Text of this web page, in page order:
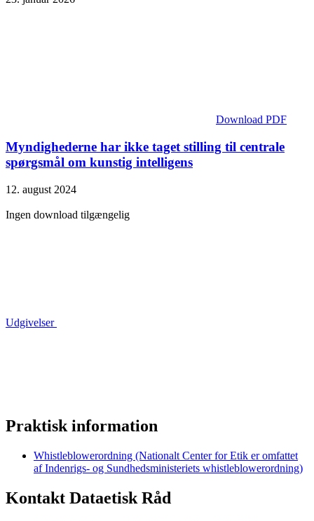
Download PDF
Myndighederne har ikke taget stilling til centrale
spørgsmål om kunstig intelligens
12. august 2024
Ingen download tilgængelig
Udgivelser
Praktisk information
Whistleblowerordning (Nationalt Center for Etik er omfattet
af Indenrigs- og Sundhedsministeriets whistleblowerordning)
Kontakt Dataetisk Råd